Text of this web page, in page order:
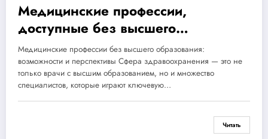
Медицинские профессии,
доступные без высшего
образования: обзор возможностей
Медицинские профессии без высшего образования:
возможности и перспективы Сфера здравоохранения — это не
только врачи с высшим образованием, но и множество
специалистов, которые играют ключевую…
Читать